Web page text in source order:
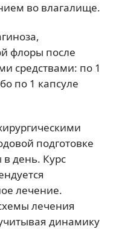
во влагалище.
флоры после
средствами: по 1
по 1 капсуле
подготовке
день. Курс
лечение.
лечения
динамику